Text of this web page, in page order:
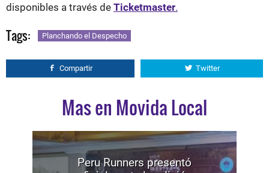
disponibles a través de Ticketmaster.
Tags: Planchando el Despecho
Compartir Twitter
Mas en Movida Local
Peru Runners presentó